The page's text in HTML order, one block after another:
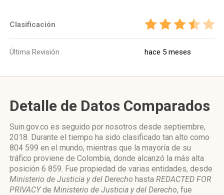
Clasificación
Última Revisión hace 5 meses
Detalle de Datos Comparados
Suin.gov.co es seguido por nosotros desde septiembre,
2018. Durante el tiempo ha sido clasificado tan alto como
804 599 en el mundo, mientras que la mayoría de su
tráfico proviene de Colombia, donde alcanzó la más alta
posición 6 859. Fue propiedad de varias entidades, desde
Ministerio de Justicia y del Derecho hasta REDACTED FOR
PRIVACYde Ministerio de Justicia y del Derecho, fue